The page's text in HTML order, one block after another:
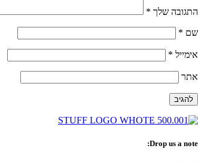
התגובה שלך *
שם *
אימייל *
אתר
Drop us a note: